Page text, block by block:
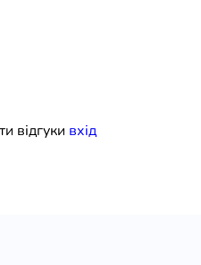
Художня література
відгуки вхiд